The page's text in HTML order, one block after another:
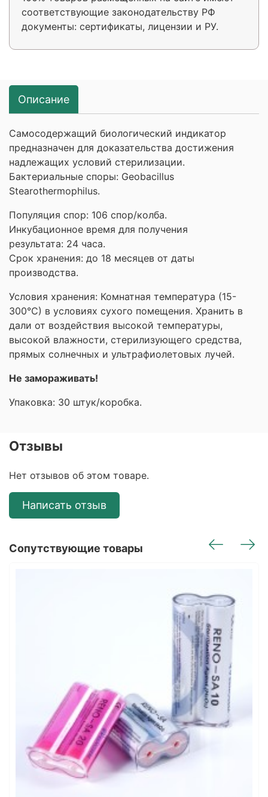
соответствующие законодательству РФ
документы: сертификаты, лицензии и РУ.
Описание
Самосодержащий биологический индикатор
предназначен для доказательства достижения
надлежащих условий стерилизации.
Бактериальные споры: Geobacillus
Stearothermophilus.
Популяция спор: 106 спор/колба.
Инкубационное время для получения
результата: 24 часа.
Срок хранения: до 18 месяцев от даты
производства.
Условия хранения: Комнатная температура (15-
300°С) в условиях сухого помещения. Хранить в
дали от воздействия высокой температуры,
высокой влажности, стерилизующего средства,
прямых солнечных и ультрафиолетовых лучей.
Не замораживать!
Упаковка: 30 штук/коробка.
Отзывы
Нет отзывов об этом товаре.
Написать отзыв
Сопутствующие товары